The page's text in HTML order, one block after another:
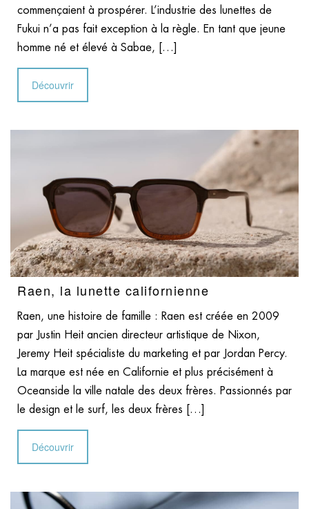
commençaient à prospérer. L’industrie des lunettes de
Fukui n’a pas fait exception à la règle. En tant que jeune
homme né et élevé à Sabae, […]
Découvrir
Raen, la lunette californienne
Raen, une histoire de famille : Raen est créée en 2009
par Justin Heit ancien directeur artistique de Nixon,
Jeremy Heit spécialiste du marketing et par Jordan Percy.
La marque est née en Californie et plus précisément à
Oceanside la ville natale des deux frères. Passionnés par
le design et le surf, les deux frères […]
Découvrir